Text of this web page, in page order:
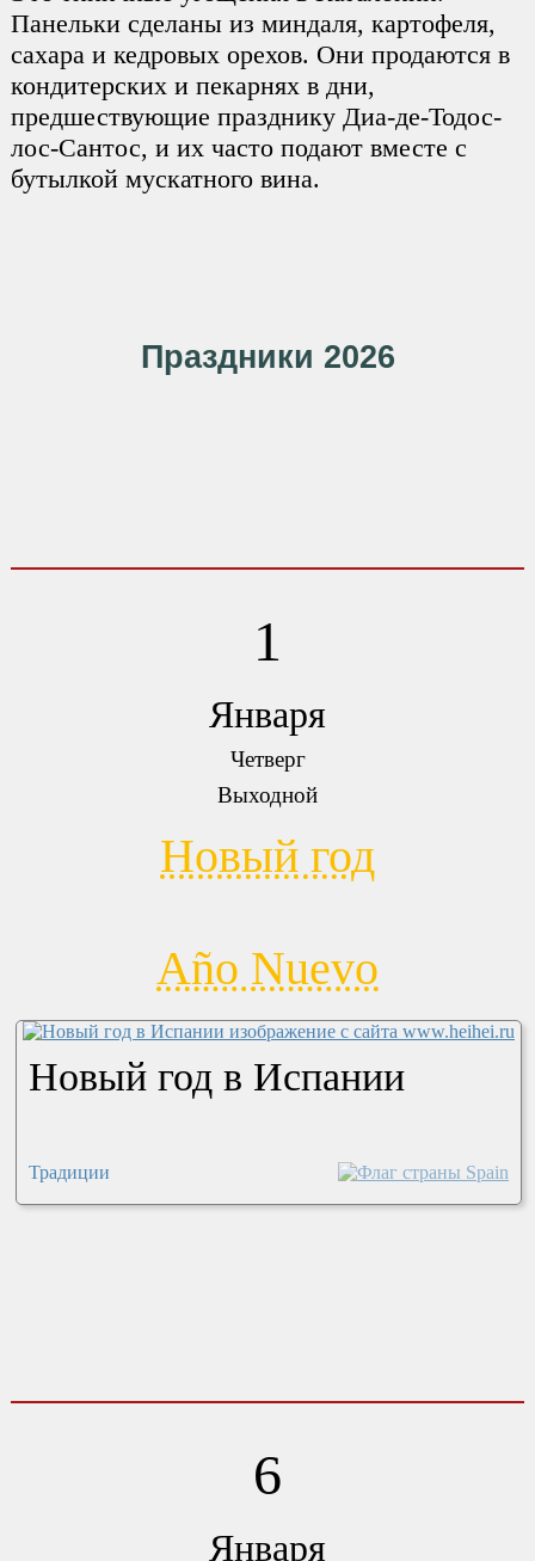
Панельки сделаны из миндаля, картофеля,
сахара и кедровых орехов. Они продаются в
кондитерских и пекарнях в дни,
предшествующие празднику Диа-де-Тодос-
лос-Сантос, и их часто подают вместе с
бутылкой мускатного вина.
Праздники 2026
1
Января
Четверг
Выходной
Новый год
Año Nuevo
Новый год в Испании
Традиции
6
Января